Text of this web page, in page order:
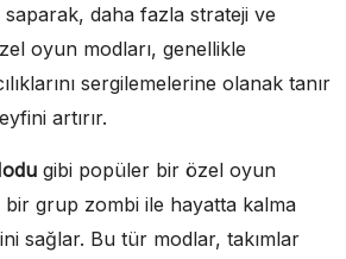
daha fazla strateji ve
oyun modları, genellikle
sergilemelerine olanak tanır
artırır.
gibi popüler bir özel oyun
grup zombi ile hayatta kalma
sağlar. Bu tür modlar, takımlar